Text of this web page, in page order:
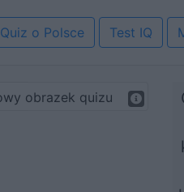
Quiz o Polsce Test IQ